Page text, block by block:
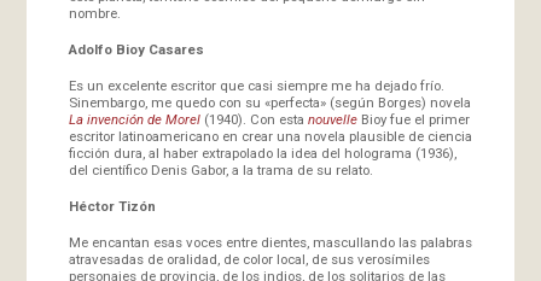
nombre.
Adolfo Bioy Casares
Es un excelente escritor que casi siempre me ha dejado frío.
Sinembargo, me quedo con su «perfecta» (según Borges) novela
La invención de Morel (1940). Con esta nouvelle Bioy fue el primer
escritor latinoamericano en crear una novela plausible de ciencia
ficción dura, al haber extrapolado la idea del holograma (1936),
del científico Denis Gabor, a la trama de su relato.
Héctor Tizón
Me encantan esas voces entre dientes, mascullando las palabras
atravesadas de oralidad, de color local, de sus verosímiles
personajes de provincia, de los indios, de los solitarios de las